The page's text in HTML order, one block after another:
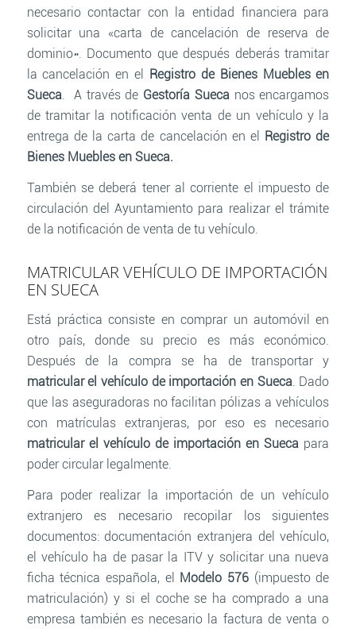
necesario contactar con la entidad financiera para
solicitar una «carta de cancelación de reserva de
dominio». Documento que después deberás tramitar
la cancelación en el Registro de Bienes Muebles en
Sueca . A través de Gestoría Sueca nos encargamos
de tramitar la notificación venta de un vehículo y la
entrega de la carta de cancelación en el Registro de
Bienes Muebles en Sueca.
También se deberá tener al corriente el impuesto de
circulación del Ayuntamiento para realizar el trámite
de la notificación de venta de tu vehículo.
MATRICULAR VEHÍCULO DE IMPORTACIÓN
EN SUECA
Está práctica consiste en comprar un automóvil en
otro país, donde su precio es más económico.
Después de la compra se ha de transportar y
matricular el vehículo de importación en Sueca . Dado
que las aseguradoras no facilitan pólizas a vehículos
con matrículas extranjeras, por eso es necesario
matricular el vehículo de importación en Sueca para
poder circular legalmente.
Para poder realizar la importación de un vehículo
extranjero es necesario recopilar los siguientes
documentos: documentación extranjera del vehículo,
el vehículo ha de pasar la ITV y solicitar una nueva
ficha técnica española, el Modelo 576 (impuesto de
matriculación) y si el coche se ha comprado a una
empresa también es necesario la factura de venta o